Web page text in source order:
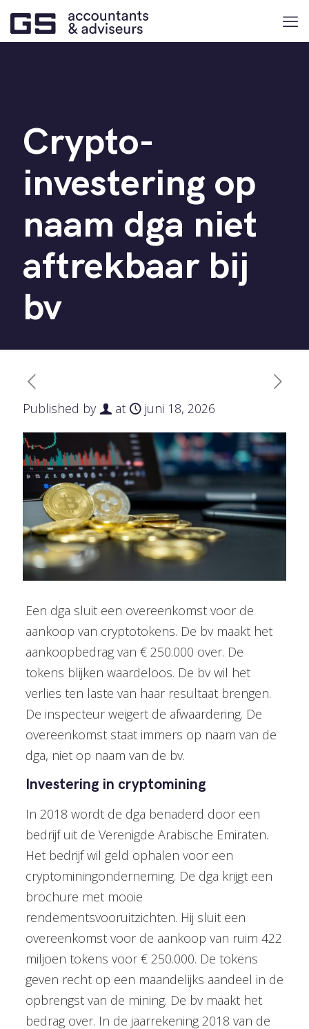
Crypto-
investering op
naam dga niet
aftrekbaar bij
bv
Published by at juni 18, 2026
Een dga sluit een overeenkomst voor de
aankoop van cryptotokens. De bv maakt het
aankoopbedrag van € 250.000 over. De
tokens blijken waardeloos. De bv wil het
verlies ten laste van haar resultaat brengen.
De inspecteur weigert de afwaardering. De
overeenkomst staat immers op naam van de
dga, niet op naam van de bv.
Investering in cryptomining
In 2018 wordt de dga benaderd door een
bedrijf uit de Verenigde Arabische Emiraten.
Het bedrijf wil geld ophalen voor een
cryptominingonderneming. De dga krijgt een
brochure met mooie
rendementsvooruitzichten. Hij sluit een
overeenkomst voor de aankoop van ruim 422
miljoen tokens voor € 250.000. De tokens
geven recht op een maandelijks aandeel in de
opbrengst van de mining. De bv maakt het
bedrag over. In de jaarrekening 2018 van de